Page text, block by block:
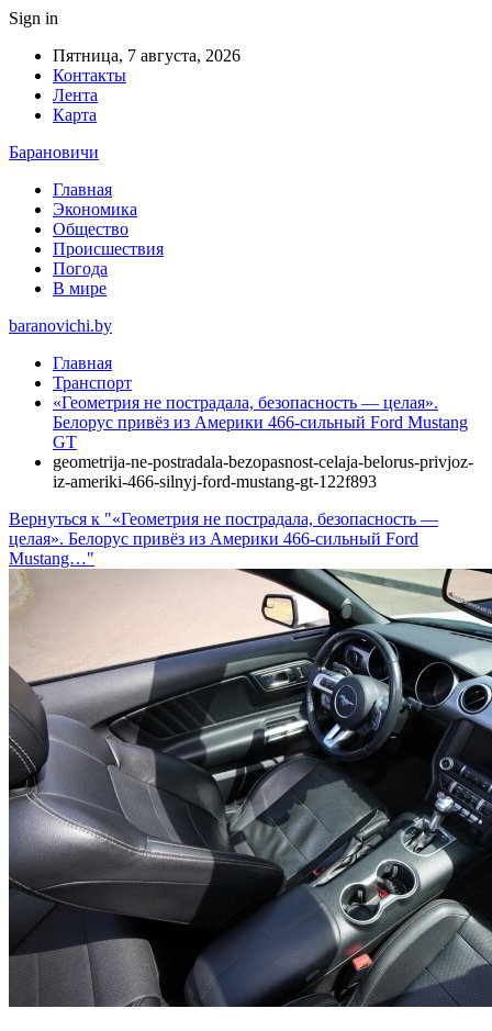
Sign in
Пятница, 7 августа, 2026
Контакты
Лента
Карта
Барановичи
Главная
Экономика
Общество
Происшествия
Погода
В мире
baranovichi.by
Главная
Транспорт
«Геометрия не пострадала, безопасность — целая».
Белорус привёз из Америки 466-сильный Ford Mustang
GT
geometrija-ne-postradala-bezopasnost-celaja-belorus-privjoz-
iz-ameriki-466-silnyj-ford-mustang-gt-122f893
Вернуться к "«Геометрия не пострадала, безопасность —
целая». Белорус привёз из Америки 466-сильный Ford
Mustang…"